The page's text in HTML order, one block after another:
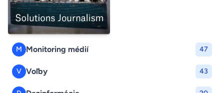
M Monitoring médií 47
V Voľby 43